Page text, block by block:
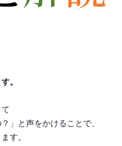
。
」と声をかけることで、
す。